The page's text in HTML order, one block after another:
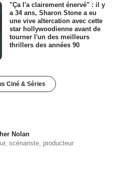
"Ça l'a clairement énervé" : il y
a 34 ans, Sharon Stone a eu
une vive altercation avec cette
star hollywoodienne avant de
tourner l'un des meilleurs
thrillers des années 90
Ciné & Séries
Nolan
scénariste, producteur